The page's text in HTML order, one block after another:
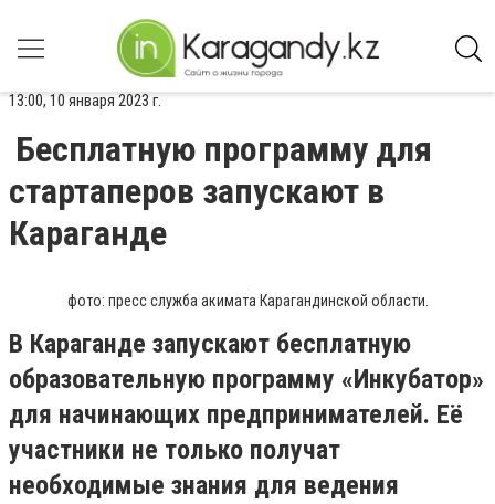
13:00, 10 января 2023 г.
Бесплатную программу для
стартаперов запускают в
Караганде
фото: пресс служба акимата Карагандинской области.
В Караганде запускают бесплатную
образовательную программу «Инкубатор»
для начинающих предпринимателей. Её
участники не только получат
необходимые знания для ведения